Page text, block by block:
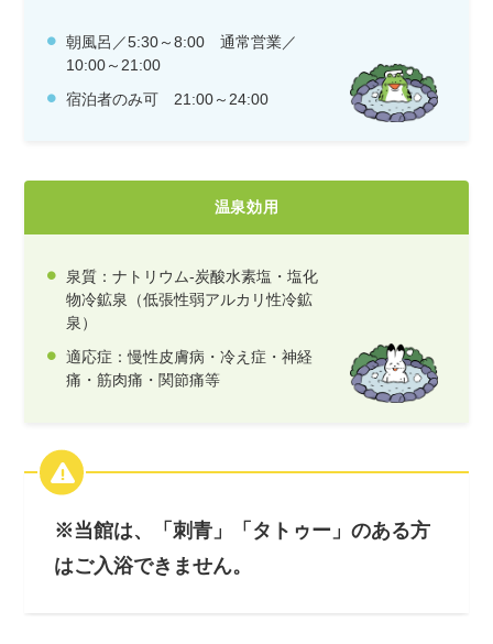
朝風呂／5:30～8:00 通常営業／
10:00～21:00
宿泊者のみ可 21:00～24:00
温泉効用
泉質：ナトリウム-炭酸水素塩・塩化
物冷鉱泉（低張性弱アルカリ性冷鉱
泉）
適応症：慢性皮膚病・冷え症・神経
痛・筋肉痛・関節痛等
※当館は、「刺青」「タトゥー」のある方
はご入浴できません。